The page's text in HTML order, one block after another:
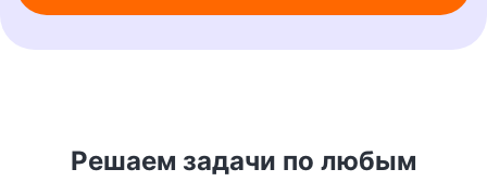
Ответы на вопросы
А также любую другую
Решаем задачи по любым